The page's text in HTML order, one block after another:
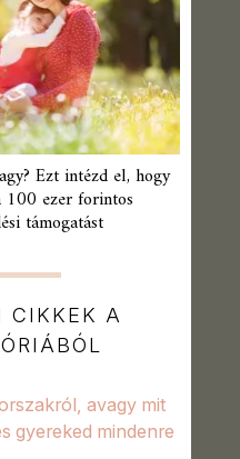
Ezt intézd el, hogy
ezer forintos
támogatást
CIKKEK A
avagy mit
gyereked mindenre